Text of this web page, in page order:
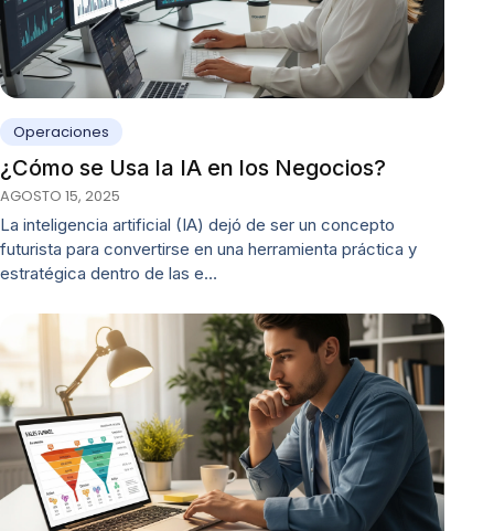
Operaciones
¿Cómo se Usa la IA en los Negocios?
AGOSTO 15, 2025
La inteligencia artificial (IA) dejó de ser un concepto
futurista para convertirse en una herramienta práctica y
estratégica dentro de las e…